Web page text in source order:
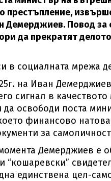
престъпление,
Демерджиев. Повод
да прекратят
в социалната мрежа
на Иван
сигнал в
освободи поста
финансово
за
Демерджиев е
“кошаревски”
единствена цел-